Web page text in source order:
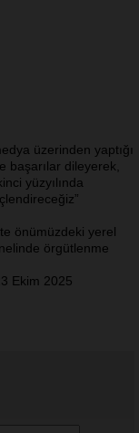
üzerinden yaptığı
başarılar dileyerek,
yüzyılında
önümüzdeki yerel
örgütlenme
Ekim 2025